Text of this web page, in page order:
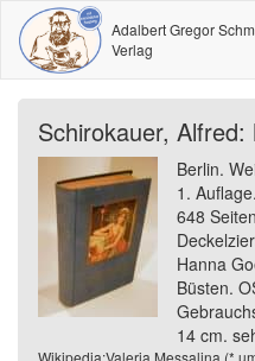
Adalbert Gregor
Verlag
Schirokauer,
Berlin.
1. Auflage.
648
Hanna
Büsten.
14 cm.
Wikipedia:Valeria Messalina (*